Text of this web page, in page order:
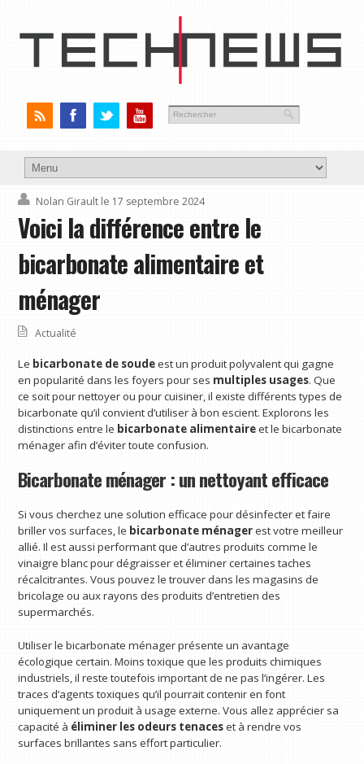
Nolan Girault le 17 septembre 2024
Voici la différence entre le
bicarbonate alimentaire et
ménager
Actualité
Le bicarbonate de soudeest un produit polyvalent qui gagne
en popularité dans les foyers pour ses multiples usages. Que
ce soit pour nettoyer ou pour cuisiner, il existe différents types de
bicarbonate qu’il convient d’utiliser à bon escient. Explorons les
distinctions entre le bicarbonate alimentaireet le bicarbonate
ménager afin d’éviter toute confusion.
Bicarbonate ménager : un nettoyant efficace
Si vous cherchez une solution efficace pour désinfecter et faire
briller vos surfaces, le bicarbonate ménagerest votre meilleur
allié. Il est aussi performant que d’autres produits comme le
vinaigre blanc pour dégraisser et éliminer certaines taches
récalcitrantes. Vous pouvez le trouver dans les magasins de
bricolage ou aux rayons des produits d’entretien des
supermarchés.
Utiliser le bicarbonate ménager présente un avantage
écologique certain. Moins toxique que les produits chimiques
industriels, il reste toutefois important de ne pas l’ingérer. Les
traces d’agents toxiques qu’il pourrait contenir en font
uniquement un produit à usage externe. Vous allez apprécier sa
capacité à éliminer les odeurs tenaceset à rendre vos
surfaces brillantes sans effort particulier.